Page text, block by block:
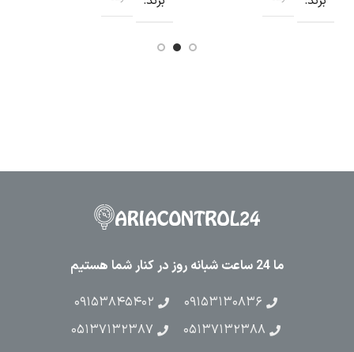
ما 24 ساعت شبانه روز در کنار شما هستیم
۰۹۱۵۳۱۳۰۸۳۶
۰۹۱۵۳۸۴۵۴۰۲
۰۵۱۳۷۱۳۲۳۸۸
۰۵۱۳۷۱۳۲۳۸۷